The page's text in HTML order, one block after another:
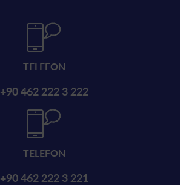
TELEFON
+90 462 222 3 222
TELEFON
+90 462 222 3 221